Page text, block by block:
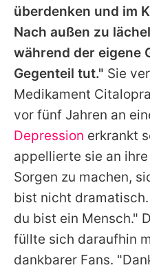
überdenken und im
Nach außen zu
während der eigene
Gegenteil tut." Sie
Medikament
vor fünf Jahren an
Depression erkrankt
appellierte sie an
Sorgen zu machen,
bist nicht
du bist ein Mensch."
füllte sich daraufhin
dankbarer Fans.